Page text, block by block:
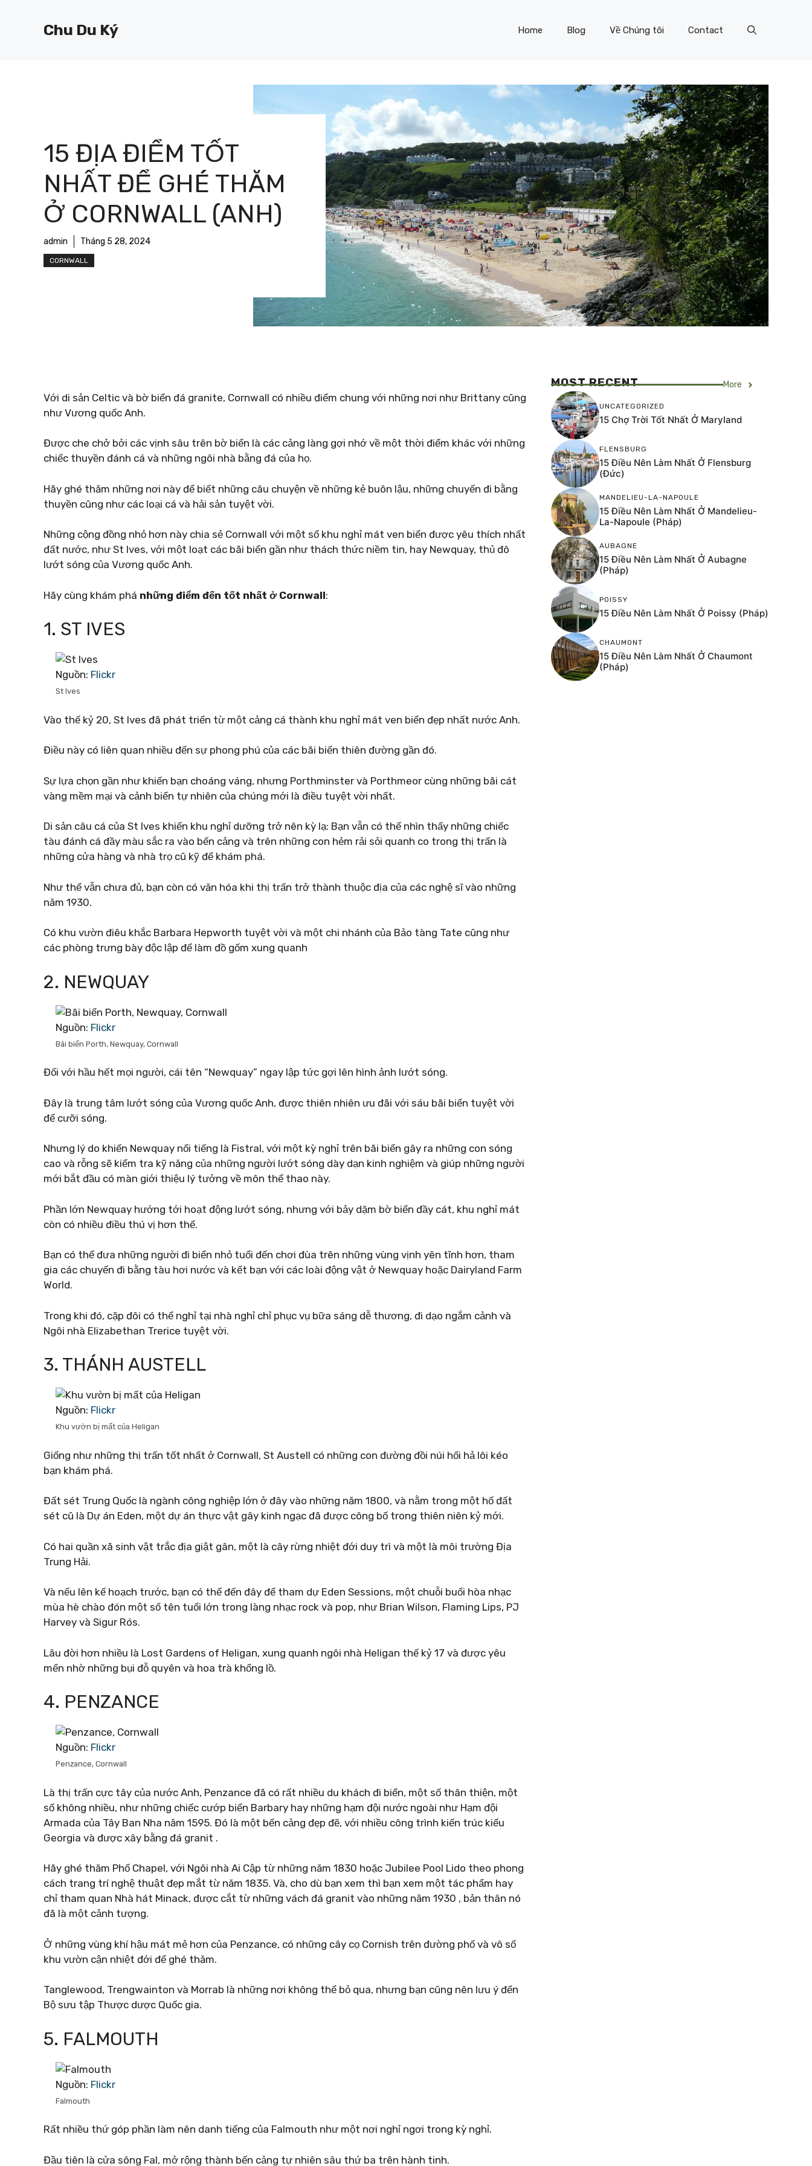
Chu Du Ký Home Blog Về Chúng tôi Contact
15 ĐỊA ĐIỂM TỐT
NHẤT ĐỂ GHÉ THĂM
Ở CORNWALL (ANH)
admin Tháng 5 28, 2024
CORNWALL
Với di sản Celtic và bờ biển đá granite, Cornwall có nhiều điểm chung với những nơi như Brittany cũng
như Vương quốc Anh.
Được che chở bởi các vịnh sâu trên bờ biển là các cảng làng gợi nhớ về một thời điểm khác với những
chiếc thuyền đánh cá và những ngôi nhà bằng đá của họ.
Hãy ghé thăm những nơi này để biết những câu chuyện về những kẻ buôn lậu, những chuyến đi bằng
thuyền cũng như các loại cá và hải sản tuyệt vời.
Những cộng đồng nhỏ hơn này chia sẻ Cornwall với một số khu nghỉ mát ven biển được yêu thích nhất
đất nước, như St Ives, với một loạt các bãi biển gần như thách thức niềm tin, hay Newquay, thủ đô
lướt sóng của Vương quốc Anh.
Hãy cùng khám phá những điểm đến tốt nhất ở Cornwall:
1. ST IVES
Nguồn: Flickr
St Ives
Vào thế kỷ 20, St Ives đã phát triển từ một cảng cá thành khu nghỉ mát ven biển đẹp nhất nước Anh.
Điều này có liên quan nhiều đến sự phong phú của các bãi biển thiên đường gần đó.
Sự lựa chọn gần như khiến bạn choáng váng, nhưng Porthminster và Porthmeor cùng những bãi cát
vàng mềm mại và cảnh biển tự nhiên của chúng mới là điều tuyệt vời nhất.
Di sản câu cá của St Ives khiến khu nghỉ dưỡng trở nên kỳ lạ: Bạn vẫn có thể nhìn thấy những chiếc
tàu đánh cá đầy màu sắc ra vào bến cảng và trên những con hẻm rải sỏi quanh co trong thị trấn là
những cửa hàng và nhà trọ cũ kỹ để khám phá.
Như thể vẫn chưa đủ, bạn còn có văn hóa khi thị trấn trở thành thuộc địa của các nghệ sĩ vào những
năm 1930.
Có khu vườn điêu khắc Barbara Hepworth tuyệt vời và một chi nhánh của Bảo tàng Tate cũng như
các phòng trưng bày độc lập để làm đồ gốm xung quanh
2. NEWQUAY
Nguồn: Flickr
Bãi biển Porth, Newquay, Cornwall
Đối với hầu hết mọi người, cái tên “Newquay” ngay lập tức gợi lên hình ảnh lướt sóng.
Đây là trung tâm lướt sóng của Vương quốc Anh, được thiên nhiên ưu đãi với sáu bãi biển tuyệt vời
để cưỡi sóng.
Nhưng lý do khiến Newquay nổi tiếng là Fistral, với một kỳ nghỉ trên bãi biển gây ra những con sóng
cao và rỗng sẽ kiểm tra kỹ năng của những người lướt sóng dày dạn kinh nghiệm và giúp những người
mới bắt đầu có màn giới thiệu lý tưởng về môn thể thao này.
Phần lớn Newquay hướng tới hoạt động lướt sóng, nhưng với bảy dặm bờ biển đầy cát, khu nghỉ mát
còn có nhiều điều thú vị hơn thế.
Bạn có thể đưa những người đi biển nhỏ tuổi đến chơi đùa trên những vùng vịnh yên tĩnh hơn, tham
gia các chuyến đi bằng tàu hơi nước và kết bạn với các loài động vật ở Newquay hoặc Dairyland Farm
World.
Trong khi đó, cặp đôi có thể nghỉ tại nhà nghỉ chỉ phục vụ bữa sáng dễ thương, đi dạo ngắm cảnh và
Ngôi nhà Elizabethan Trerice tuyệt vời.
3. THÁNH AUSTELL
Nguồn: Flickr
Khu vườn bị mất của Heligan
Giống như những thị trấn tốt nhất ở Cornwall, St Austell có những con đường đồi núi hối hả lôi kéo
bạn khám phá.
Đất sét Trung Quốc là ngành công nghiệp lớn ở đây vào những năm 1800, và nằm trong một hố đất
sét cũ là Dự án Eden, một dự án thực vật gây kinh ngạc đã được công bố trong thiên niên kỷ mới.
Có hai quần xã sinh vật trắc địa giật gân, một là cây rừng nhiệt đới duy trì và một là môi trường Địa
Trung Hải.
Và nếu lên kế hoạch trước, bạn có thể đến đây để tham dự Eden Sessions, một chuỗi buổi hòa nhạc
mùa hè chào đón một số tên tuổi lớn trong làng nhạc rock và pop, như Brian Wilson, Flaming Lips, PJ
Harvey và Sigur Rós.
Lâu đời hơn nhiều là Lost Gardens of Heligan, xung quanh ngôi nhà Heligan thế kỷ 17 và được yêu
mến nhờ những bụi đỗ quyên và hoa trà khổng lồ.
4. PENZANCE
Nguồn: Flickr
Penzance, Cornwall
Là thị trấn cực tây của nước Anh, Penzance đã có rất nhiều du khách đi biển, một số thân thiện, một
số không nhiều, như những chiếc cướp biển Barbary hay những hạm đội nước ngoài như Hạm đội
Armada của Tây Ban Nha năm 1595. Đó là một bến cảng đẹp đẽ, với nhiều công trình kiến ​​trúc kiểu
Georgia và được xây bằng đá granit .
Hãy ghé thăm Phố Chapel, với Ngôi nhà Ai Cập từ những năm 1830 hoặc Jubilee Pool Lido theo phong
cách trang trí nghệ thuật đẹp mắt từ năm 1835. Và, cho dù bạn xem thì bạn xem một tác phẩm hay
chỉ tham quan Nhà hát Minack, được cắt từ những vách đá granit vào những năm 1930 , bản thân nó
đã là một cảnh tượng.
Ở những vùng khí hậu mát mẻ hơn của Penzance, có những cây cọ Cornish trên đường phố và vô số
khu vườn cận nhiệt đới để ghé thăm.
Tanglewood, Trengwainton và Morrab là những nơi không thể bỏ qua, nhưng bạn cũng nên lưu ý đến
Bộ sưu tập Thược dược Quốc gia.
5. FALMOUTH
Nguồn: Flickr
Falmouth
Rất nhiều thứ góp phần làm nên danh tiếng của Falmouth như một nơi nghỉ ngơi trong kỳ nghỉ.
Đầu tiên là cửa sông Fal, mở rộng thành bến cảng tự nhiên sâu thứ ba trên hành tinh.
MOST RECENT More
UNCATEGORIZED
15 Chợ Trời Tốt Nhất Ở Maryland
FLENSBURG
15 Điều Nên Làm Nhất Ở Flensburg
(Đức)
MANDELIEU-LA-NAPOULE
15 Điều Nên Làm Nhất Ở Mandelieu-
La-Napoule (Pháp)
AUBAGNE
15 Điều Nên Làm Nhất Ở Aubagne
(Pháp)
POISSY
15 Điều Nên Làm Nhất Ở Poissy (Pháp)
CHAUMONT
15 Điều Nên Làm Nhất Ở Chaumont
(Pháp)